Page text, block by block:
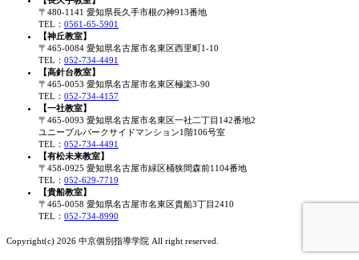
〒480-1141 愛知県長久手市根の神913番地
TEL： 0561-65-5901
【神丘教室】
〒465-0084 愛知県名古屋市名東区西里町1-10
TEL： 052-734-4491
【高針台教室】
〒465-0053 愛知県名古屋市名東区極楽3-90
TEL： 052-734-4157
【一社教室】
〒465-0093 愛知県名古屋市名東区一社二丁目142番地2
ユニーブルパークサイドマンション1階106号室
TEL： 052-734-4491
【有松未来教室】
〒458-0925 愛知県名古屋市緑区桶狭間森前1104番地
TEL： 052-629-7719
【貴船教室】
〒465-0058 愛知県名古屋市名東区貴船3丁目2410
TEL： 052-734-8990
Copyright(c) 2026 中京個別指導学院 All right reserved.